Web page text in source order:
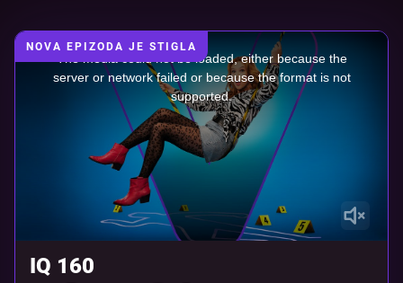
NOVA EPIZODA JE STIGLA
This
a
The media could not be loaded, either because the
server or network failed or because the format is not
supported.
IQ 160